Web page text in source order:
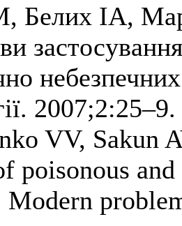
Белих ІА,
VV, Sakun
poisonous
Modern